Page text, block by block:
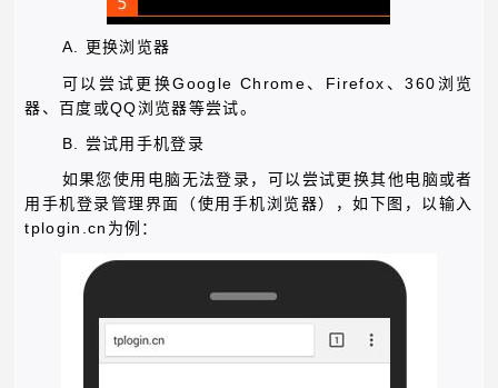
A. 更换浏览器
可以尝试更换Google Chrome 、 Firefox 、360 浏览
器、百度或QQ浏览器等尝试。
B. 尝试用手机登录
如果您使用电脑无法登录，可以尝试更换其他电脑或者
用手机登录管理界面（使用手机浏览器），如下图，以输入
tplogin.cn 为例：